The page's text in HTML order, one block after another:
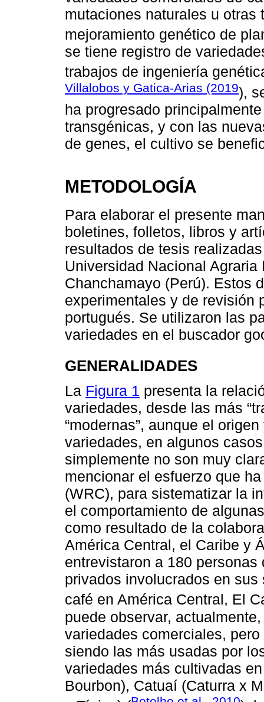
mutaciones naturales u
mejoramiento genético de
se tiene registro de
trabajos de ingeniería
Villalobos y Gatica-Arias (2019),
ha progresado
transgénicas, y con las
de genes, el cultivo se
METODOLOGÍA
Para elaborar el presente
boletines, folletos, libros y
resultados de tesis
Universidad Nacional
Chanchamayo (Perú). Estos
experimentales y de revisión
portugués. Se utilizaron las
variedades en el buscador
GENERALIDADES
La Figura 1 presenta la
variedades, desde las más
“modernas”, aunque el
variedades, en algunos
simplemente no son muy
mencionar el esfuerzo que
(WRC), para sistematizar la
el comportamiento de
como resultado de la
América Central, el Caribe y
entrevistaron a 180
privados involucrados en
café en América Central, El
puede observar,
variedades comerciales,
siendo las más usadas por
variedades más cultivadas
Bourbon), Catuaí (Caturra x